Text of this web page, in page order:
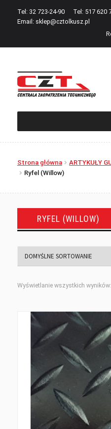
Tel: 32 723-24-90
Tel: 517 620
Email: sklep@cztolkusz.pl
Przejdź
do
nawigacji
Przejdź
do
treści
Strona główna ARTYKUŁY
Ryfel (Willow)
RYFEL (WILLOW)
Wyświetlanie wszystkich